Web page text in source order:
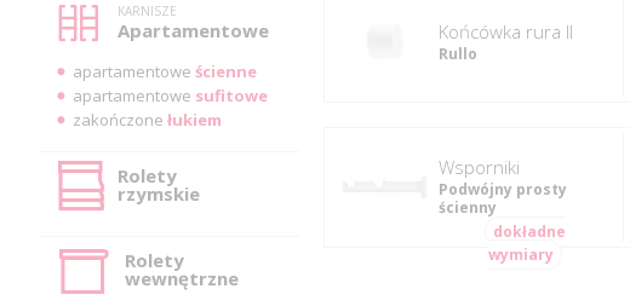
KARNISZE
Apartamentowe
apartamentowe ścienne
apartamentowe sufitowe
zakończone łukiem
Rolety
rzymskie
Rolety
wewnętrzne
Końcówka rura II
Rullo
Wsporniki
Podwójny prosty
ścienny
dokładne
wymiary